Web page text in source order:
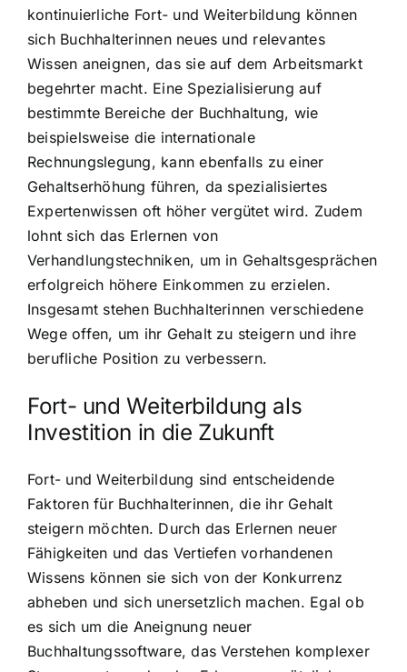
kontinuierliche Fort- und Weiterbildung können
sich Buchhalterinnen neues und relevantes
Wissen aneignen, das sie auf dem Arbeitsmarkt
begehrter macht. Eine Spezialisierung auf
bestimmte Bereiche der Buchhaltung, wie
beispielsweise die internationale
Rechnungslegung, kann ebenfalls zu einer
Gehaltserhöhung führen, da spezialisiertes
Expertenwissen oft höher vergütet wird. Zudem
lohnt sich das Erlernen von
Verhandlungstechniken, um in Gehaltsgesprächen
erfolgreich höhere Einkommen zu erzielen.
Insgesamt stehen Buchhalterinnen verschiedene
Wege offen, um ihr Gehalt zu steigern und ihre
berufliche Position zu verbessern.
Fort- und Weiterbildung als
Investition in die Zukunft
Fort- und Weiterbildung sind entscheidende
Faktoren für Buchhalterinnen, die ihr Gehalt
steigern möchten. Durch das Erlernen neuer
Fähigkeiten und das Vertiefen vorhandenen
Wissens können sie sich von der Konkurrenz
abheben und sich unersetzlich machen. Egal ob
es sich um die Aneignung neuer
Buchhaltungssoftware, das Verstehen komplexer